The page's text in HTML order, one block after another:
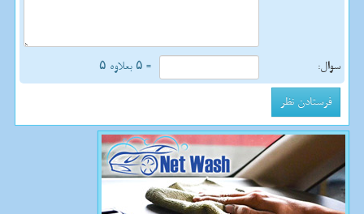
سوال: = ۵ بعلاوه ۵